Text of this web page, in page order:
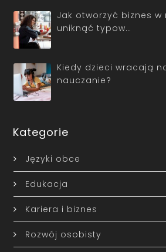
Jak otworzyć biznes w
uniknąć typow…
Kiedy dzieci wracają
nauczanie?
Kategorie
Języki obce
Edukacja
Kariera i biznes
Rozwój osobisty